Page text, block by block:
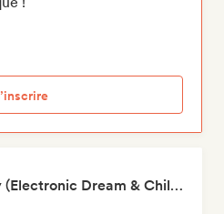
Aaron Decay (Electronic Dream & Chill Electronic Dream playlists)